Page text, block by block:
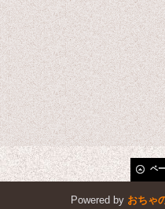
ペ
Powered by おちゃ